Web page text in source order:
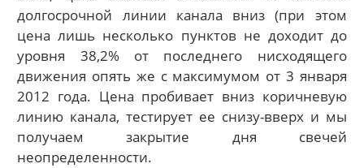
долгосрочной линии канала вниз (при этом
цена лишь несколько пунктов не доходит до
уровня 38,2% от последнего нисходящего
движения опять же с максимумом от 3 января
2012 года. Цена пробивает вниз коричневую
линию канала, тестирует ее снизу-вверх и мы
получаем закрытие дня свечей
неопределенности.